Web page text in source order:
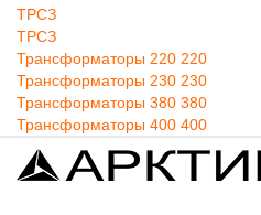
ТРСЗ
ТРСЗ
Трансформаторы 220 220
Трансформаторы 230 230
Трансформаторы 380 380
Трансформаторы 400 400